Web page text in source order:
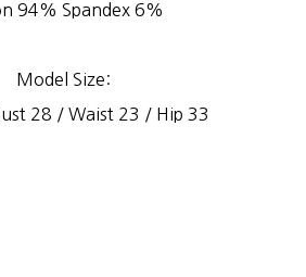
94% Spandex 6%
Model Size:
28 / Waist 23 / Hip 33